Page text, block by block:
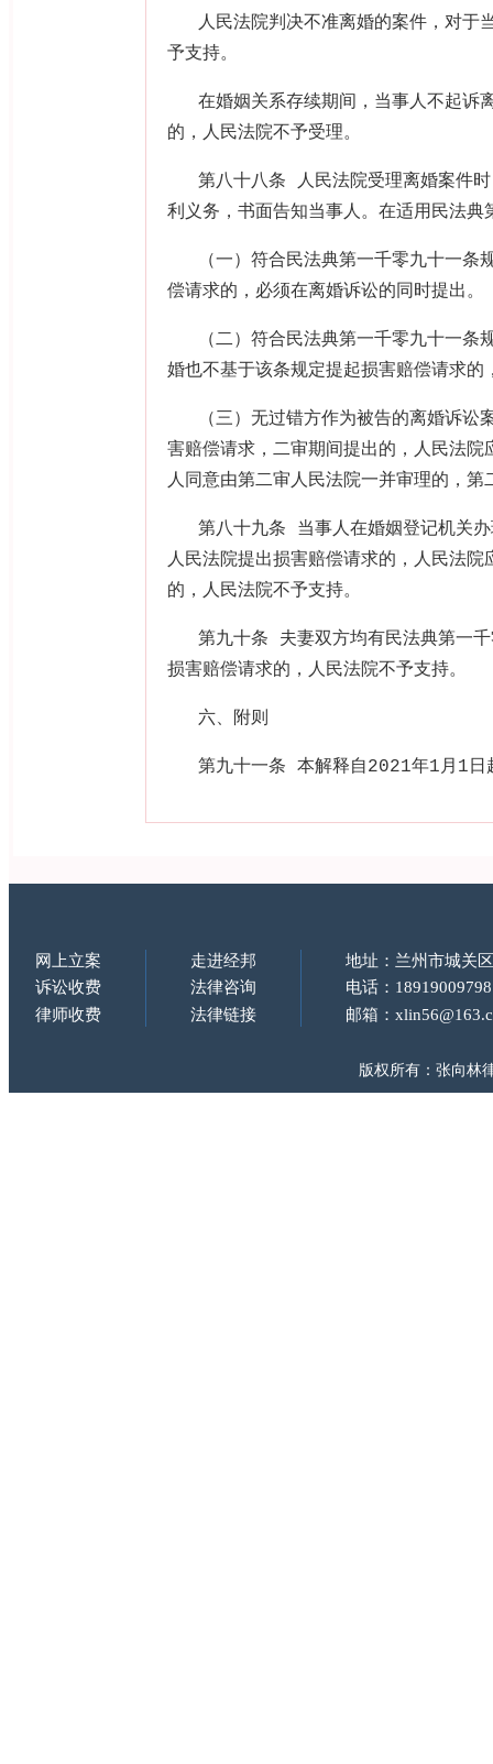
人民法院判决不准离婚的案件，对于
予支持。
在婚姻关系存续期间，当事人不起诉
的，人民法院不予受理。
第八十八条 人民法院受理离婚案件
利义务，书面告知当事人。在适用民法
（一）符合民法典第一千零九十一
偿请求的，必须在离婚诉讼的同时提出。
（二）符合民法典第一千零九十一
婚也不基于该条规定提起损害赔偿请求的
（三）无过错方作为被告的离婚诉
害赔偿请求，二审期间提出的，人民法
人同意由第二审人民法院一并审理的，
第八十九条 当事人在婚姻登记机关
人民法院提出损害赔偿请求的，人民法
的，人民法院不予支持。
第九十条 夫妻双方均有民法典第一
损害赔偿请求的，人民法院不予支持。
六、附则
第九十一条 本解释自2021年1月 1 日
网上立案 走进经邦
地址：兰州市城关
诉讼收费
法律咨询
电话：18919009798
律师收费
法律链接 邮箱：
版权所有：张向林